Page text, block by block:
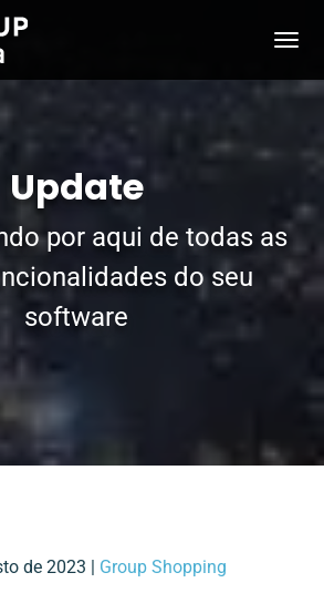
Update
por aqui de todas as
do seu
software
de 2023 | Group Shopping